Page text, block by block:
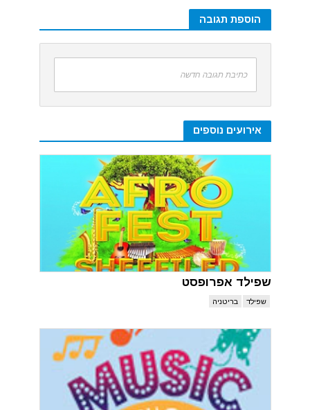
הוספת תגובה
כתיבת תגובה חדשה
אירועים נוספים
שפילד אפרופסט
שפילד בריטניה